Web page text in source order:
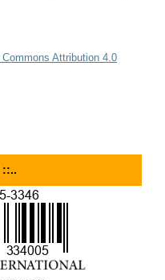
Attribution 4.0
::..